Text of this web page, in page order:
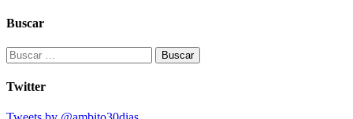
Buscar
Buscar:
Twitter